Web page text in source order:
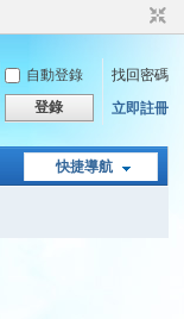
自動登錄
找回密碼
登錄 立即註冊
快捷導航